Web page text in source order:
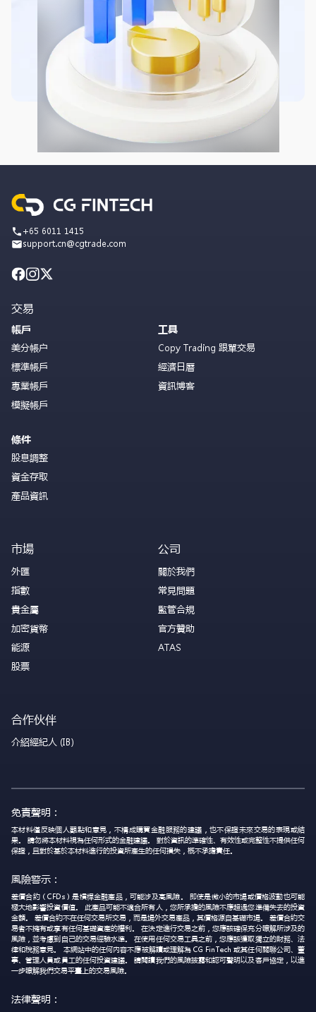
+65 6011 1415
support.cn@cgtrade.com
交易
帳戶
美分帳户
標準帳戶
專業帳戶
模擬帳戶
條件
股息調整
資金存取
產品資訊
工具
Copy Trading 跟單交易
經濟日曆
資訊博客
市場
外匯
指數
貴金屬
加密貨幣
能源
股票
公司
關於我們
常見問題
監管合規
官方贊助
ATAS
合作伙伴
介紹經紀人 (IB)
免責聲明：
本材料僅反映個人觀點和意見，不構成購買金融服務的建議，也不保證未來交易的表現或結
果。 請勿將本材料視為任何形式的金融建議。 對於資訊的準確性、有效性或完整性不提供任何
保證，且對於基於本材料進行的投資所產生的任何損失，概不承擔責任。
風險警示：
差價合約（CFDs）是槓桿金融產品，可能涉及高風險。 即使是微小的市場或價格波動也可能
極大地影響投資價值。 此產品可能不適合所有人，您所承擔的風險不應超過您準備失去的投資
金額。 差價合約不在任何交易所交易，而是場外交易產品，其價格源自基礎市場。 差價合約交
易者不擁有或享有任何基礎資產的權利。 在決定進行交易之前，您應該確保充分瞭解所涉及的
風險，並考慮到自己的交易經驗水準。 在使用任何交易工具之前，您應該獲取獨立的財務、法
律和稅務意見。 本網站中的任何內容不應被解讀或理解為 CG FinTech 或其任何關聯公司、董
事、管理人員或員工的任何投資建議。 請閱讀我們的風險披露和認可聲明以及客戶協定，以進
一步瞭解我們交易平臺上的交易風險。
法律聲明：